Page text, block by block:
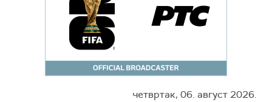
четвртак, 06. август 2026.